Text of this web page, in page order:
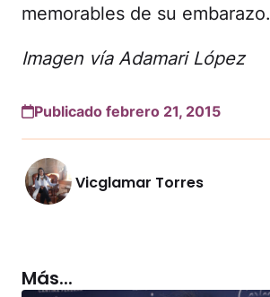
memorables de su embarazo.
Imagen vía Adamari López
Publicado febrero 21, 2015
Vicglamar Torres
Más...